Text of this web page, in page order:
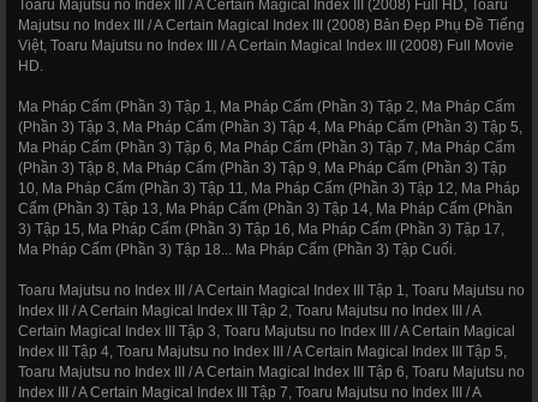
Toaru Majutsu no Index III / A Certain Magical Index III (2008) Full HD, Toaru
Majutsu no Index III / A Certain Magical Index III (2008) Bản Đẹp Phụ Đề Tiếng
Việt, Toaru Majutsu no Index III / A Certain Magical Index III (2008) Full Movie
HD.
Ma Pháp Cấm (Phần 3) Tập 1, Ma Pháp Cấm (Phần 3) Tập 2, Ma Pháp Cấm
(Phần 3) Tập 3, Ma Pháp Cấm (Phần 3) Tập 4, Ma Pháp Cấm (Phần 3) Tập 5,
Ma Pháp Cấm (Phần 3) Tập 6, Ma Pháp Cấm (Phần 3) Tập 7, Ma Pháp Cấm
(Phần 3) Tập 8, Ma Pháp Cấm (Phần 3) Tập 9, Ma Pháp Cấm (Phần 3) Tập
10, Ma Pháp Cấm (Phần 3) Tập 11, Ma Pháp Cấm (Phần 3) Tập 12, Ma Pháp
Cấm (Phần 3) Tập 13, Ma Pháp Cấm (Phần 3) Tập 14, Ma Pháp Cấm (Phần
3) Tập 15, Ma Pháp Cấm (Phần 3) Tập 16, Ma Pháp Cấm (Phần 3) Tập 17,
Ma Pháp Cấm (Phần 3) Tập 18... Ma Pháp Cấm (Phần 3) Tập Cuối.
Toaru Majutsu no Index III / A Certain Magical Index III Tập 1, Toaru Majutsu no
Index III / A Certain Magical Index III Tập 2, Toaru Majutsu no Index III / A
Certain Magical Index III Tập 3, Toaru Majutsu no Index III / A Certain Magical
Index III Tập 4, Toaru Majutsu no Index III / A Certain Magical Index III Tập 5,
Toaru Majutsu no Index III / A Certain Magical Index III Tập 6, Toaru Majutsu no
Index III / A Certain Magical Index III Tập 7, Toaru Majutsu no Index III / A